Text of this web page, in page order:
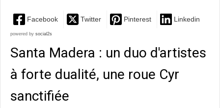
Facebook Twitter Pinterest Linkedin
powered by social2s
Santa Madera : un duo d'artistes
à forte dualité, une roue Cyr
sanctifiée